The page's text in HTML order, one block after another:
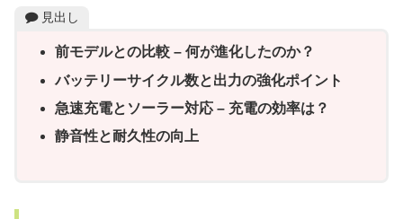
見出し
前モデルとの比較 – 何が進化したのか？
バッテリーサイクル数と出力の強化ポイント
急速充電とソーラー対応 – 充電の効率は？
静音性と耐久性の向上